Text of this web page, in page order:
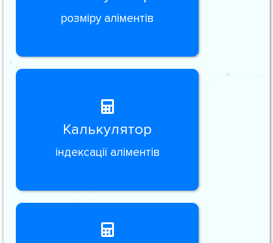
розміру аліментів
Калькулятор
індексації аліментів